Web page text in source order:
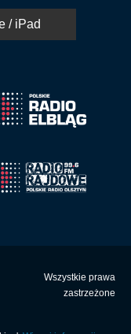
/ iPad
Wszystkie prawa
zastrzeżone